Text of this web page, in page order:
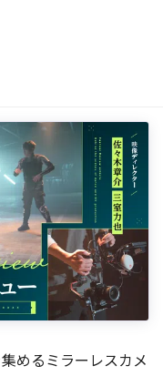
めるミラーレスカメ